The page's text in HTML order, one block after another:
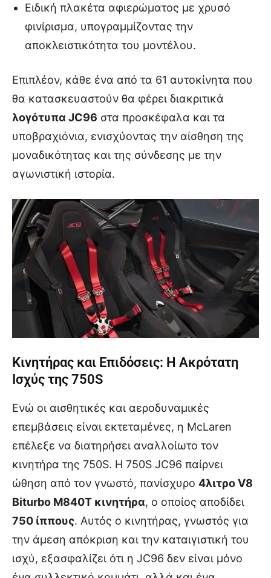
Ειδική πλακέτα αφιερώματος με χρυσό
φινίρισμα, υπογραμμίζοντας την
αποκλειστικότητα του μοντέλου.
Επιπλέον, κάθε ένα από τα 61 αυτοκίνητα που
θα κατασκευαστούν θα φέρει διακριτικά
λογότυπα JC96 στα προσκέφαλα και τα
υποβραχιόνια, ενισχύοντας την αίσθηση της
μοναδικότητας και της σύνδεσης με την
αγωνιστική ιστορία.
Κινητήρας και Επιδόσεις: Η Ακρότατη
Ισχύς της 750S
Ενώ οι αισθητικές και αεροδυναμικές
επεμβάσεις είναι εκτεταμένες, η McLaren
επέλεξε να διατηρήσει αναλλοίωτο τον
κινητήρα της 750S. Η 750S JC96 παίρνει
ώθηση από τον γνωστό, πανίσχυρο 4λιτρο V8
Biturbo M840T κινητήρα, ο οποίος αποδίδει
750 ίππους. Αυτός ο κινητήρας, γνωστός για
την άμεση απόκριση και την καταιγιστική του
ισχύ, εξασφαλίζει ότι η JC96 δεν είναι μόνο